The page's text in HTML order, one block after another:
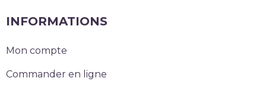
INFORMATIONS
Mon compte
Commander en ligne